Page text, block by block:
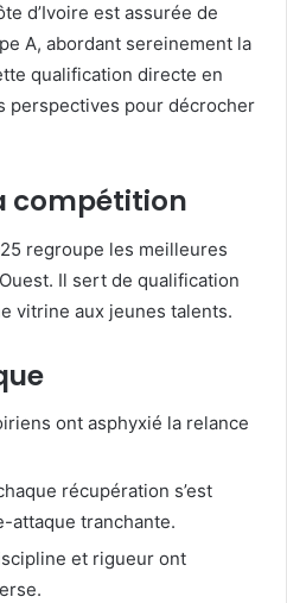
d’Ivoire est assurée de
A, abordant sereinement la
qualification directe en
perspectives pour décrocher
compétition
regroupe les meilleures
Il sert de qualification
vitrine aux jeunes talents.
ont asphyxié la relance
récupération s’est
attaque tranchante.
et rigueur ont